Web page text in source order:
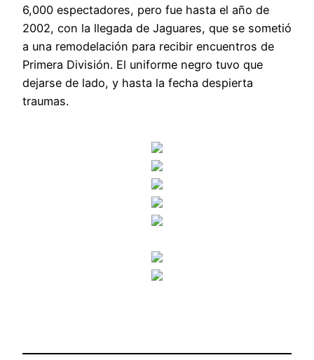
6,000 espectadores, pero fue hasta el año de
2002, con la llegada de Jaguares, que se sometió
a una remodelación para recibir encuentros de
Primera División. El uniforme negro tuvo que
dejarse de lado, y hasta la fecha despierta
traumas.